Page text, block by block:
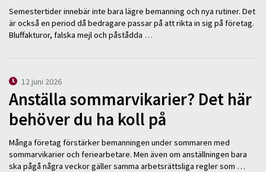
Semestertider innebär inte bara lägre bemanning och nya rutiner. Det
är också en period då bedragare passar på att rikta in sig på företag.
Bluffakturor, falska mejl och påstådda …
12 juni 2026
Anställa sommarvikarier? Det här
behöver du ha koll på
Många företag förstärker bemanningen under sommaren med
sommarvikarier och feriearbetare. Men även om anställningen bara
ska pågå några veckor gäller samma arbetsrättsliga regler som …